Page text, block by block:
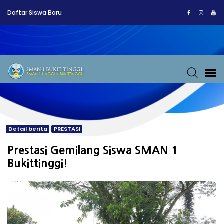
Daftar Siswa Baru
Detail berita PRESTASI
Prestasi Gemilang Siswa SMAN 1
Bukittinggi!